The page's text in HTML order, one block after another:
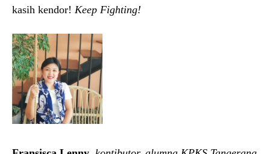
kasih kendor! Keep Fighting!